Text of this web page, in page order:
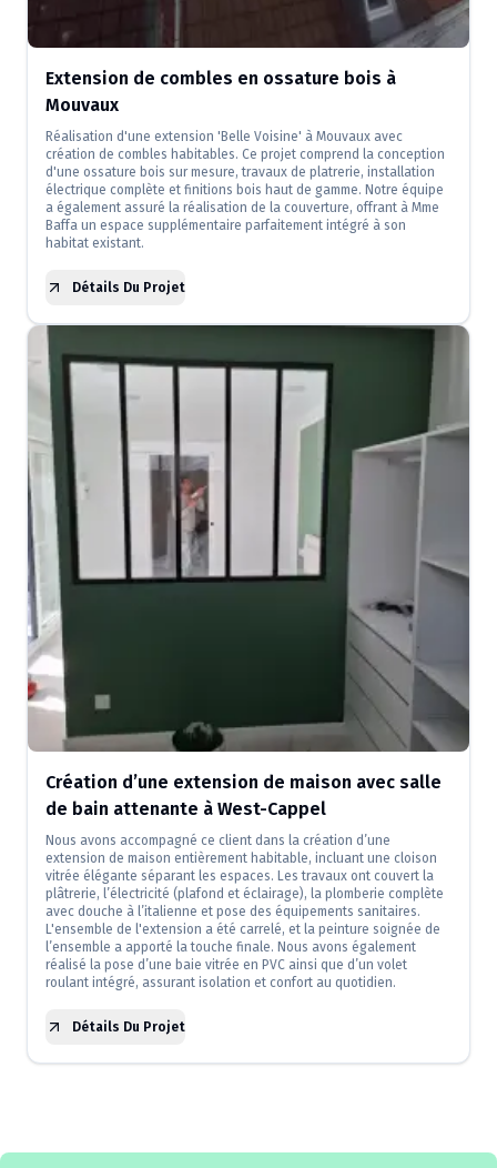
Extension de combles en ossature bois à
Mouvaux
Réalisation d'une extension 'Belle Voisine' à Mouvaux avec
création de combles habitables. Ce projet comprend la conception
d'une ossature bois sur mesure, travaux de platrerie, installation
électrique complète et finitions bois haut de gamme. Notre équipe
a également assuré la réalisation de la couverture, offrant à Mme
Baffa un espace supplémentaire parfaitement intégré à son
habitat existant.
Détails Du Projet
Création d’une extension de maison avec salle
de bain attenante à West-Cappel
Nous avons accompagné ce client dans la création d’une
extension de maison entièrement habitable, incluant une cloison
vitrée élégante séparant les espaces. Les travaux ont couvert la
plâtrerie, l’électricité (plafond et éclairage), la plomberie complète
avec douche à l’italienne et pose des équipements sanitaires.
L'ensemble de l'extension a été carrelé, et la peinture soignée de
l’ensemble a apporté la touche finale. Nous avons également
réalisé la pose d’une baie vitrée en PVC ainsi que d’un volet
roulant intégré, assurant isolation et confort au quotidien.
Détails Du Projet